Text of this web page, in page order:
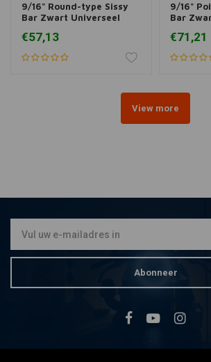
9/16" Round-type Sissy
Bar Zwart Universeel
€57,13
9/16"
Bar
€71,21
View more
Abonneer